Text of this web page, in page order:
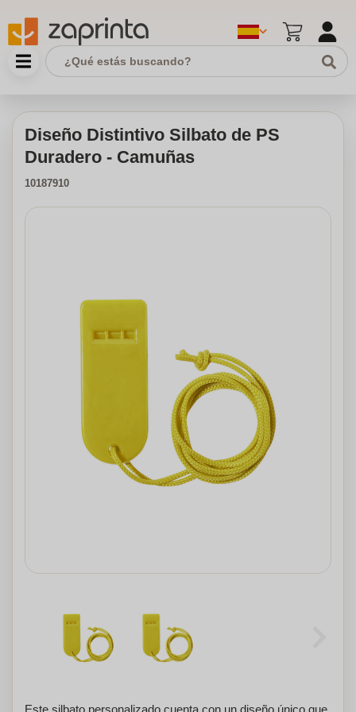
Diseño Distintivo Silbato de PS
Duradero - Camuñas
10187910
Este silbato personalizado cuenta con un diseño único que